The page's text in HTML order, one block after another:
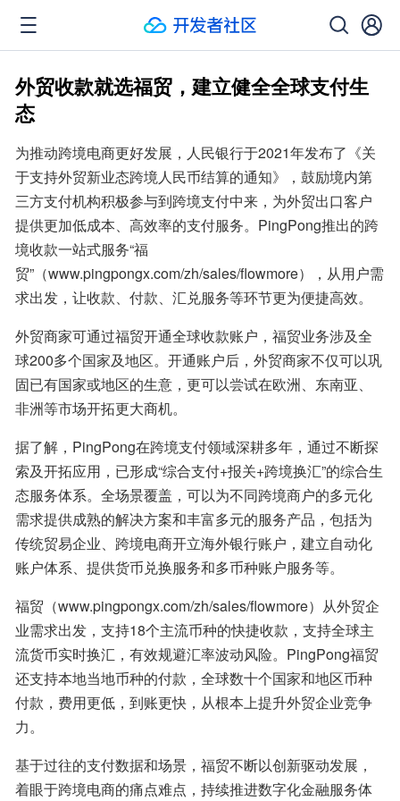
外贸收款就选福贸，建立健全全球支付生
态
为推动跨境电商更好发展，人民银行于2021年发布了《关
于支持外贸新业态跨境人民币结算的通知》，鼓励境内第
三方支付机构积极参与到跨境支付中来，为外贸出口客户
提供更加低成本、高效率的支付服务。PingPong推出的跨
境收款一站式服务“福
贸”（www.pingpongx.com/zh/sales/flowmore），从用户需
求出发，让收款、付款、汇兑服务等环节更为便捷高效。
外贸商家可通过福贸开通全球收款账户，福贸业务涉及全
球200多个国家及地区。开通账户后，外贸商家不仅可以巩
固已有国家或地区的生意，更可以尝试在欧洲、东南亚、
非洲等市场开拓更大商机。
据了解，PingPong在跨境支付领域深耕多年，通过不断探
索及开拓应用，已形成“综合支付+报关+跨境换汇”的综合生
态服务体系。全场景覆盖，可以为不同跨境商户的多元化
需求提供成熟的解决方案和丰富多元的服务产品，包括为
传统贸易企业、跨境电商开立海外银行账户，建立自动化
账户体系、提供货币兑换服务和多币种账户服务等。
福贸（www.pingpongx.com/zh/sales/flowmore）从外贸企
业需求出发，支持18个主流币种的快捷收款，支持全球主
流货币实时换汇，有效规避汇率波动风险。PingPong福贸
还支持本地当地币种的付款，全球数十个国家和地区币种
付款，费用更低，到账更快，从根本上提升外贸企业竞争
力。
基于过往的支付数据和场景，福贸不断以创新驱动发展，
着眼于跨境电商的痛点难点，持续推进数字化金融服务体